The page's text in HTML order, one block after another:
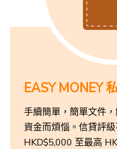
EASY MONEY
手續簡單，簡單文件
資金而煩惱。信貸評
HKD$5,000 至最高